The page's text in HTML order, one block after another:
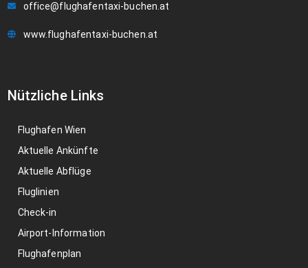
office@flughafentaxi-buchen.at
www.flughafentaxi-buchen.at
Nützliche Links
Flughafen Wien
Aktuelle Ankünfte
Aktuelle Abflüge
Fluglinien
Check-in
Airport-Information
Flughafenplan